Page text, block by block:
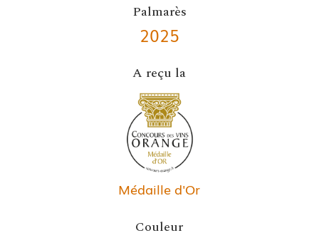
Palmarès
2025
A reçu la
Médaille d'Or
Couleur